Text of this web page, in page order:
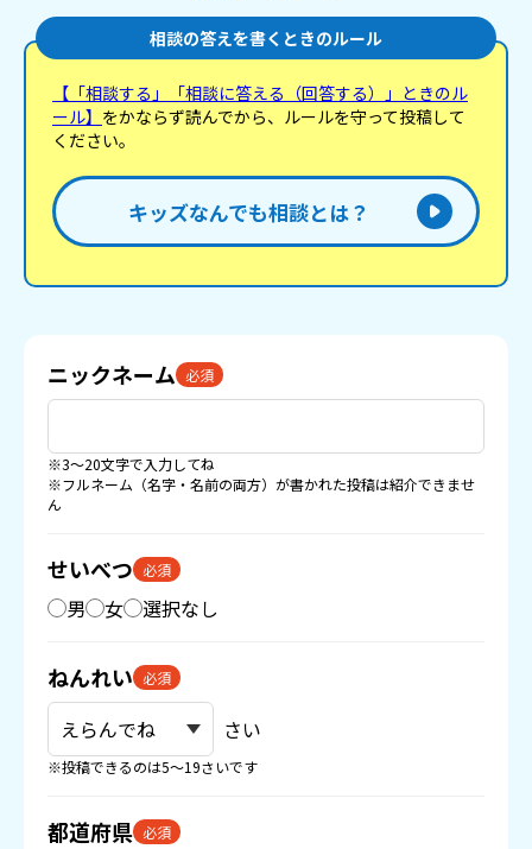
相談の答えを書くときのルール
【「相談する」「相談に答える（回答する）」ときのル
ール】 をかならず読んでから、ルールを守って投稿して
ください。
キッズなんでも相談とは？
ニックネーム 必須
※3〜20文字で入力してね
※フルネーム（名字・名前の両方）が書かれた投稿は紹介できませ
ん
せいべつ 必須
男 女 選択なし
ねんれい 必須
さい
※投稿できるのは5〜19さいです
都道府県 必須